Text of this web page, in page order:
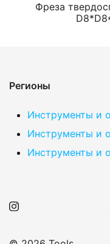
Фреза
Регионы
Инструменты и
Инструменты и
Инструменты и